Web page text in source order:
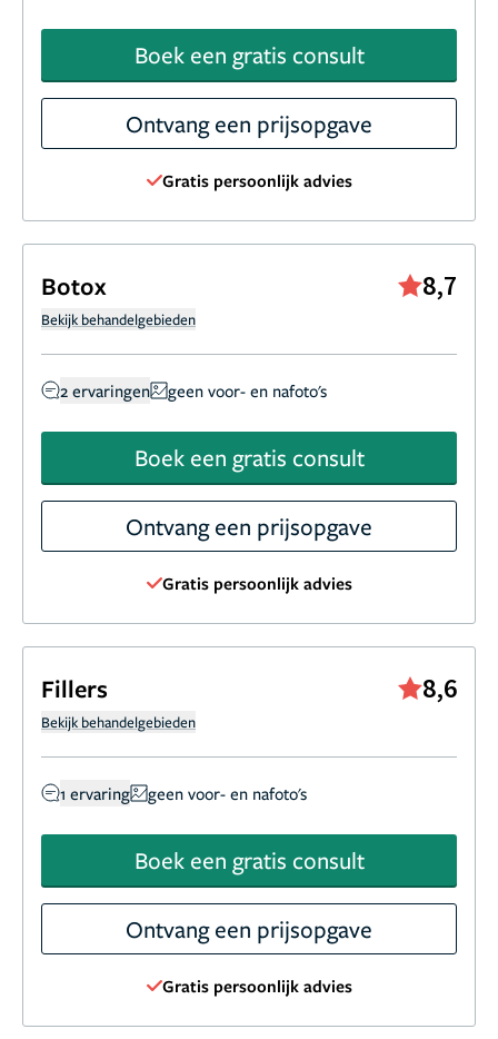
Boek een gratis consult
Ontvang een prijsopgave
Gratis persoonlijk advies
Botox 8,7
Bekijk behandelgebieden
2 ervaringen geen voor- en nafoto's
Boek een gratis consult
Ontvang een prijsopgave
Gratis persoonlijk advies
Fillers 8,6
Bekijk behandelgebieden
1 ervaring geen voor- en nafoto's
Boek een gratis consult
Ontvang een prijsopgave
Gratis persoonlijk advies